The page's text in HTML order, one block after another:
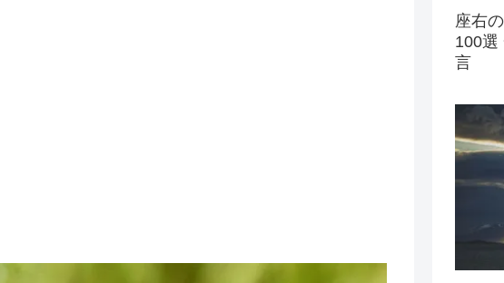
座右
100選
言